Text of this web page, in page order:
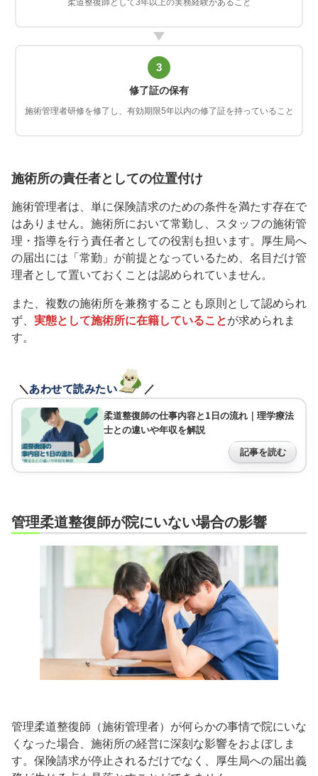
柔道整復師として3年以上の実務経験があること
3
修了証の保有
施術管理者研修を修了し、有効期限5年以内の修了証を持っていること
施術所の責任者としての位置付け
施術管理者は、単に保険請求のための条件を満たす存在で
はありません。施術所において常勤し、スタッフの施術管
理・指導を行う責任者としての役割も担います。厚生局へ
の届出には「常勤」が前提となっているため、名目だけ管
理者として置いておくことは認められていません。
また、複数の施術所を兼務することも原則として認められ
ず、 実態として施術所に在籍していることが求められま
す。
＼あわせて読みたい ／
柔道整復師の仕事内容と1日の流れ｜理学療法
士との違いや年収を解説
記事を読む
管理柔道整復師が院にいない場合の影響
管理柔道整復師（施術管理者）が何らかの事情で院にいな
くなった場合、施術所の経営に深刻な影響をおよぼしま
す。保険請求が停止されるだけでなく、厚生局への届出義